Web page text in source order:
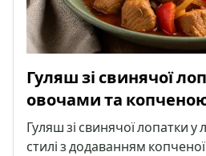
Гуляш зі свинячої
овочами та
Гуляш зі свинячої лопатки
стилі з додаванням